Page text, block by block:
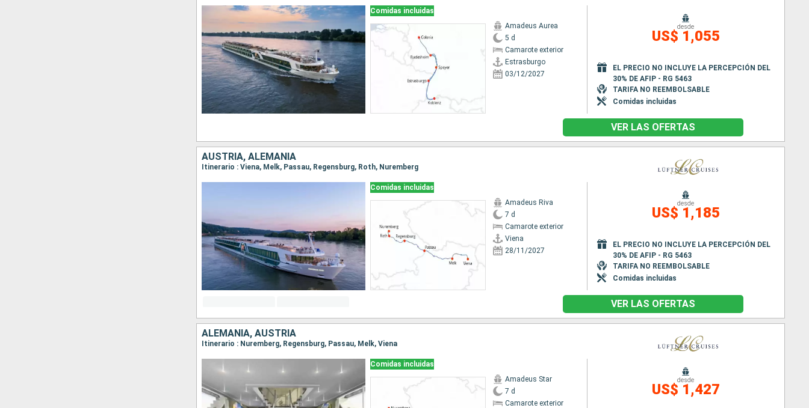
Comidas incluidas
Amadeus Aurea
5 d
Camarote exterior
Estrasburgo
03/12/2027
desde
US$ 1,055
EL PRECIO NO INCLUYE LA PERCEPCIÓN DEL
30% DE AFIP - RG 5463
TARIFA NO REEMBOLSABLE
Comidas incluidas
VER LAS OFERTAS
AUSTRIA, ALEMANIA
Itinerario : Viena, Melk, Passau, Regensburg, Roth, Nuremberg
Comidas incluidas
Amadeus Riva
7 d
Camarote exterior
Viena
28/11/2027
desde
US$ 1,185
EL PRECIO NO INCLUYE LA PERCEPCIÓN DEL
30% DE AFIP - RG 5463
TARIFA NO REEMBOLSABLE
Comidas incluidas
VER LAS OFERTAS
ALEMANIA, AUSTRIA
Itinerario : Nuremberg, Regensburg, Passau, Melk, Viena
Comidas incluidas
Amadeus Star
7 d
Camarote exterior
desde
US$ 1,427